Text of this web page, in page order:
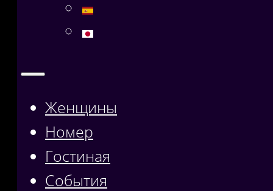
Женщины
Номер
Гостиная
События